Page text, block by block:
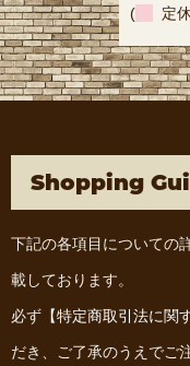
( 定
Shopping
下記の各項目についての
載しております。
必ず 【特定商取引法に関
だき、ご了承のうえでご